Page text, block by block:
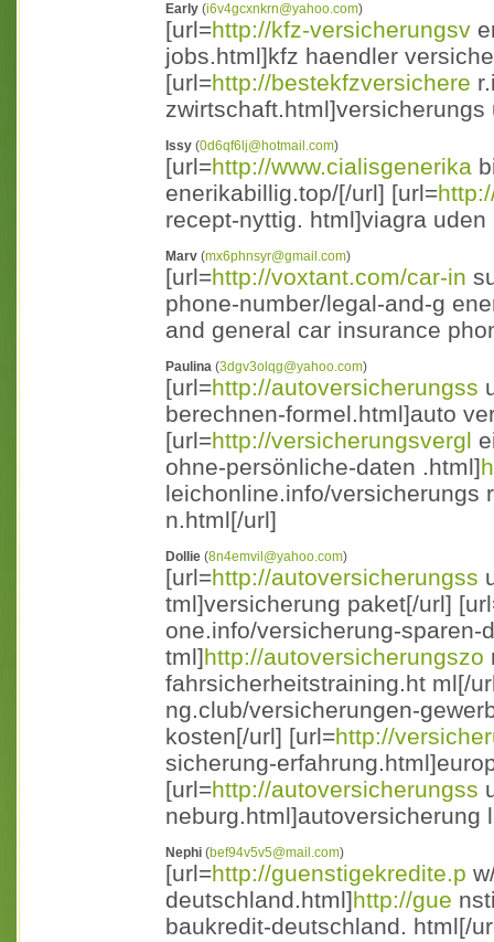
Early (i6v4gcxnkrn@yahoo.com)
[url=http://kfz-versicherungsv
jobs.html]kfz haendler
[url=http://bestekfzversichere
Issy (0d6qf6lj@hotmail.com)
[url=http://www.cialisgenerika
enerikabillig.top/[/url] [url=
recept-nyttig. html]viagra
Marv (mx6phnsyr@gmail.com)
[url=http://voxtant.com/car-in
phone-number/legal-and-g
and general car insurance
Paulina (3dgv3olqg@yahoo.com)
[url=http://autoversicherungss
berechnen-formel.html]auto
[url=http://versicherungsvergl
ohne-persönliche-daten .html]
leichonline.info/versicherungs
n.html[/url]
Dollie (8n4emvil@yahoo.com)
[url=http://autoversicherungss
tml]versicherung paket[/url]
one.info/versicherung-
tml]http://autoversicherungszo
fahrsicherheitstraining.ht ml[/
ng.club/versicherungen-
kosten[/url] [url=http://
sicherung-
[url=http://autoversicherungss
neburg.html]autoversicherung
Nephi (bef94v5v5@mail.com)
[url=http://guenstigekredite.p
deutschland.html]http://gue
baukredit-deutschland. html[/